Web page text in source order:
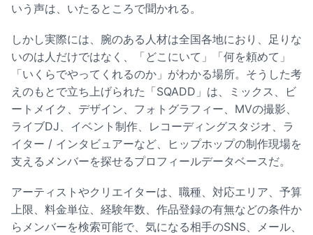
いう声は、いたるところで聞かれる。
しかし実際には、腕のある人材は全国各地におり、足りな
いのは人だけではなく、「どこにいて」「何を頼めて」
「いくらでやってくれるのか」がわかる場所。そうした考
えのもとで立ち上げられた「SQADD」は、ミックス、ビ
ートメイク、デザイン、フォトグラフィー、MVの撮影、
ライブDJ、イベント制作、レコーディングスタジオ、ラ
イター / インタビュアーなど、ヒップホップの制作現場を
支えるメンバーを探せるプロフィールデータベースだ。
アーティストやクリエイターは、職種、対応エリア、予算
上限、料金単位、経験年数、作品登録の有無などの条件か
らメンバーを検索可能で、気になる相手のSNS、メール、